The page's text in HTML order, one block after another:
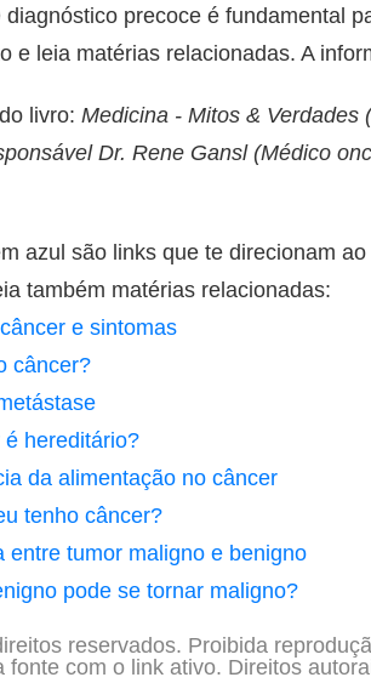
diagnóstico precoce é fundamental
e leia matérias relacionadas. A
livro: Medicina - Mitos & Verdades
Dr. Rene Gansl (Médico
azul são links que te direcionam
também matérias relacionadas:
e sintomas
câncer?
é hereditário?
da alimentação no câncer
tenho câncer?
entre tumor maligno e benigno
pode se tornar maligno?
reservados. Proibida
fonte com o link ativo. Direitos